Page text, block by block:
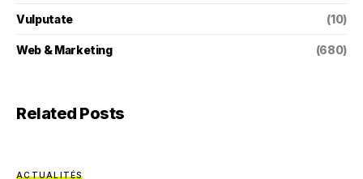
Vulputate (10)
Web & Marketing (680)
Related Posts
ACTUALITÉS